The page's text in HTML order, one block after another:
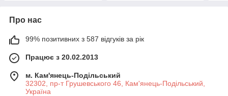
Про нас
99% позитивних з 587 відгуків за рік
Працює з 20.02.2013
м. Кам'янець-Подільський
32302, пр-т Грушевського 46, Кам'янець-Подільський,
Україна